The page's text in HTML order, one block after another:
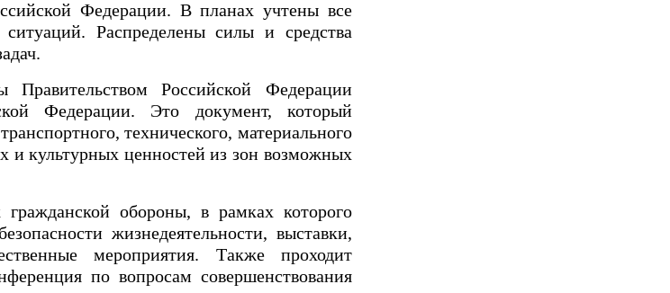
Федерации. В планах учтены все
Распределены силы и средства
Российской Федерации
Федерации. Это документ, который
технического, материального
и культурных ценностей из зон возможных
обороны, в рамках которого
жизнедеятельности, выставки,
мероприятия. Также проходит
по вопросам совершенствования